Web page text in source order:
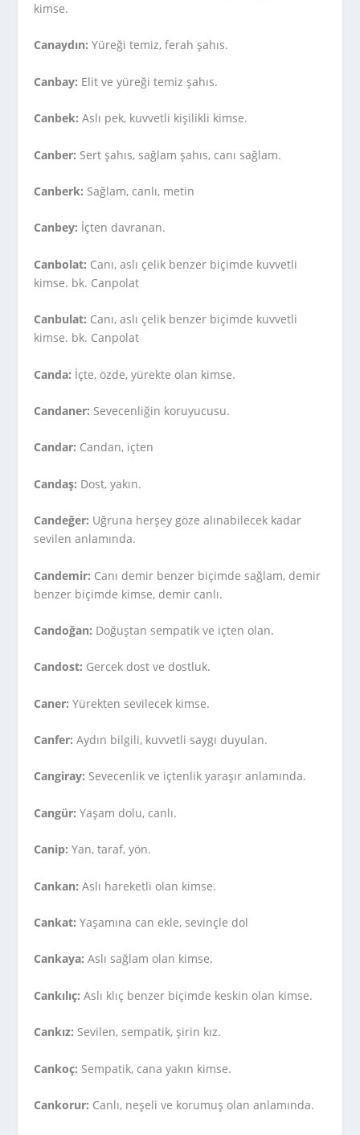
kimse.
Canaydın: Yüreği temiz, ferah şahıs.
Canbay: Elit ve yüreği temiz şahıs.
Canbek: Aslı pek, kuvvetli kişilikli kimse.
Canber: Sert şahıs, sağlam şahıs, canı sağlam.
Canberk: Sağlam, canlı, metin
Canbey: İçten davranan.
Canbolat: Canı, aslı çelik benzer biçimde kuvvetli
kimse. bk. Canpolat
Canbulat: Canı, aslı çelik benzer biçimde kuvvetli
kimse. bk. Canpolat
Canda: İçte, özde, yürekte olan kimse.
Candaner: Sevecenliğin koruyucusu.
Candar: Candan, içten
Candaş: Dost, yakın.
Candeğer: Uğruna herşey göze alınabilecek kadar
sevilen anlamında.
Candemir: Canı demir benzer biçimde sağlam, demir
benzer biçimde kimse, demir canlı.
Candoğan: Doğuştan sempatik ve içten olan.
Candost: Gercek dost ve dostluk.
Caner: Yürekten sevilecek kimse.
Canfer: Aydın bilgili, kuvvetli saygı duyulan.
Cangiray: Sevecenlik ve içtenlik yaraşır anlamında.
Cangür: Yaşam dolu, canlı.
Canip: Yan, taraf, yön.
Cankan: Aslı hareketli olan kimse.
Cankat: Yaşamına can ekle, sevinçle dol
Cankaya: Aslı sağlam olan kimse.
Cankılıç: Aslı klıç benzer biçimde keskin olan kimse.
Cankız: Sevilen, sempatik, şirin kız.
Cankoç: Sempatik, cana yakın kimse.
Cankorur: Canlı, neşeli ve korumuş olan anlamında.